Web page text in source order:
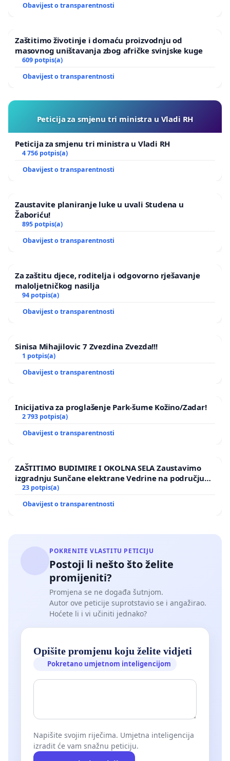
Obavijest o transparentnosti
Zaštitimo životinje i domaću proizvodnju od
masovnog uništavanja zbog afričke svinjske kuge
609 potpis(a)
Obavijest o transparentnosti
Peticija za smjenu tri ministra u Vladi RH
Peticija za smjenu tri ministra u Vladi RH
4 756 potpis(a)
Obavijest o transparentnosti
Zaustavite planiranje luke u uvali Studena u
Žaboriću!
895 potpis(a)
Obavijest o transparentnosti
Za zaštitu djece, roditelja i odgovorno rješavanje
maloljetničkog nasilja
94 potpis(a)
Obavijest o transparentnosti
Sinisa Mihajilovic 7 Zvezdina Zvezda!!!
1 potpis(a)
Obavijest o transparentnosti
Inicijativa za proglašenje Park-šume Kožino/Zadar!
2 793 potpis(a)
Obavijest o transparentnosti
ZAŠTITIMO BUDIMIRE I OKOLNA SELA Zaustavimo
izgradnju Sunčane elektrane Vedrine na području
Ugljana
23 potpis(a)
Obavijest o transparentnosti
POKRENITE VLASTITU PETICIJU
Postoji li nešto što želite
promijeniti?
Promjena se ne događa šutnjom.
Autor ove peticije suprotstavio se i angažirao.
Hoćete li i vi učiniti jednako?
Opišite promjenu koju želite vidjeti
Pokretano umjetnom inteligencijom
Napišite svojim riječima. Umjetna inteligencija
izradit će vam snažnu peticiju.